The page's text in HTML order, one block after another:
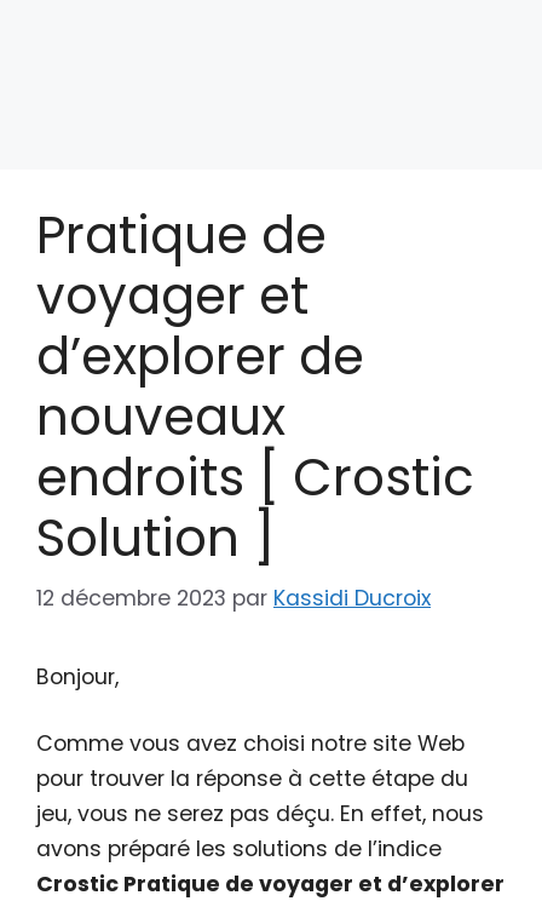
Pratique de
voyager et
d’explorer de
nouveaux
endroits [ Crostic
Solution ]
12 décembre 2023 par Kassidi Ducroix
Bonjour,
Comme vous avez choisi notre site Web
pour trouver la réponse à cette étape du
jeu, vous ne serez pas déçu. En effet, nous
avons préparé les solutions de l’indice
Crostic Pratique de voyager et d’explorer